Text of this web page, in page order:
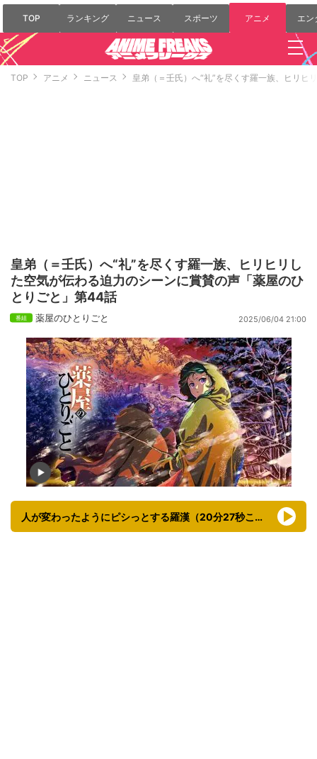
TOP ランキング ニュース スポーツ アニメ エン
TOP アニメ ニュース 皇弟（＝壬氏）へ“礼”を尽くす羅一族、ヒリ
皇弟（＝壬氏）へ“礼”を尽くす羅一族、ヒリヒリし
た空気が伝わる迫力のシーンに賞賛の声「薬屋のひ
とりごと」第44話
薬屋のひとりごと 2025/06/04 21:00
人が変わったようにピシっとする羅漢（20分27秒ころ～）